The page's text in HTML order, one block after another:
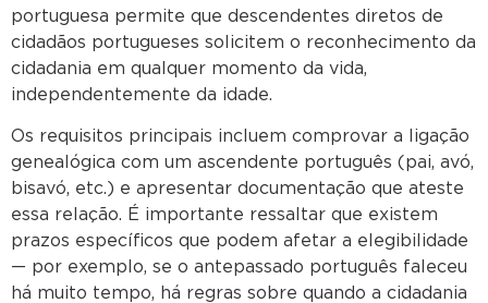
portuguesa permite que descendentes diretos de
cidadãos portugueses solicitem o reconhecimento da
cidadania em qualquer momento da vida,
independentemente da idade.
Os requisitos principais incluem comprovar a ligação
genealógica com um ascendente português (pai, avó,
bisavó, etc.) e apresentar documentação que ateste
essa relação. É importante ressaltar que existem
prazos específicos que podem afetar a elegibilidade
— por exemplo, se o antepassado português faleceu
há muito tempo, há regras sobre quando a cidadania